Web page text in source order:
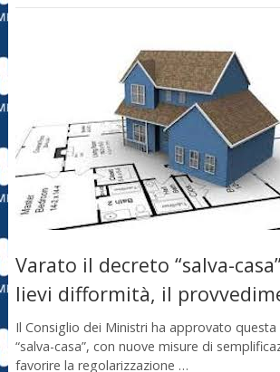
Varato il decreto “salva-
lievi difformità, il
Il Consiglio dei Ministri ha approvato
“salva-casa”, con nuove misure di
favorire la regolarizzazione …